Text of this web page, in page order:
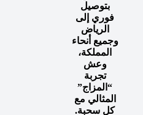
بتوصيل
فوري إلى
الرياض
وجميع أنحاء
المملكة،
وعش
تجربة
“المزاج”
المثالي مع
كل سحبة.